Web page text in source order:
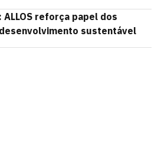
ALLOS reforça papel dos
sustentável